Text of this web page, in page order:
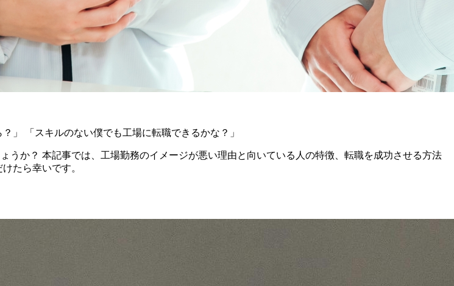
」 「スキルのない僕でも工場に転職できるかな？」
うか？ 本記事では、工場勤務のイメージが悪い理由と向いている人の特徴、転職を成功させる方法
たら幸いです。